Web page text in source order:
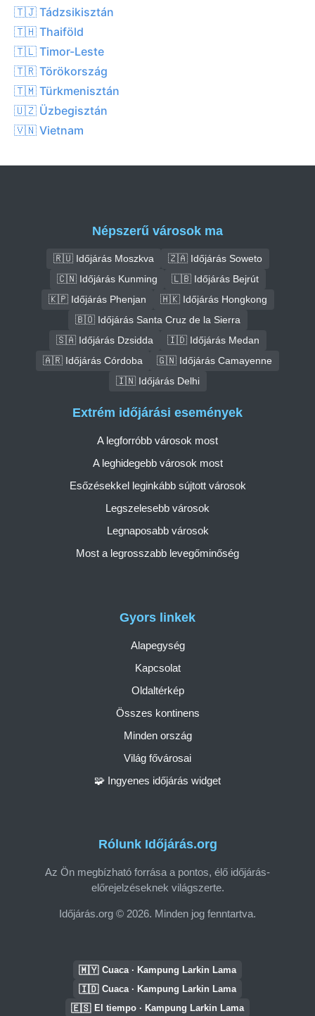
🇹🇯 Tádzsikisztán
🇹🇭 Thaiföld
🇹🇱 Timor-Leste
🇹🇷 Törökország
🇹🇲 Türkmenisztán
🇺🇿 Üzbegisztán
🇻🇳 Vietnam
Népszerű városok ma
🇷🇺 Időjárás Moszkva
🇿🇦 Időjárás Soweto
🇨🇳 Időjárás Kunming
🇱🇧 Időjárás Bejrút
🇰🇵 Időjárás Phenjan
🇭🇰 Időjárás Hongkong
🇧🇴 Időjárás Santa Cruz de la Sierra
🇸🇦 Időjárás Dzsidda
🇮🇩 Időjárás Medan
🇦🇷 Időjárás Córdoba
🇬🇳 Időjárás Camayenne
🇮🇳 Időjárás Delhi
Rólunk Időjárás.org
Az Ön megbízható forrása a pontos, élő időjárás-
előrejelzéseknek világszerte.
Időjárás.org © 2026. Minden jog fenntartva.
Gyors linkek
Alapegység
Kapcsolat
Oldaltérkép
Összes kontinens
Minden ország
Világ fővárosai
🧩 Ingyenes időjárás widget
Extrém időjárási események
A legforróbb városok most
A leghidegebb városok most
Esőzésekkel leginkább sújtott városok
Legszelesebb városok
Legnaposabb városok
Most a legrosszabb levegőminőség
🇲🇾 Cuaca · Kampung Larkin Lama
🇮🇩 Cuaca · Kampung Larkin Lama
🇪🇸 El tiempo · Kampung Larkin Lama